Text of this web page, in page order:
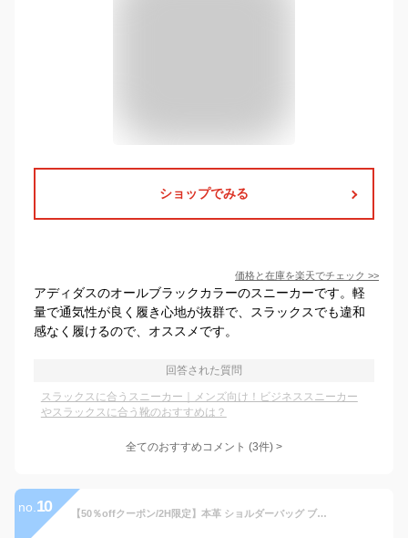
ショップでみる
価格と在庫を楽天でチェック >>
アディダスのオールブラックカラーのスニーカーです。軽
量で通気性が良く履き心地が抜群で、スラックスでも違和
感なく履けるので、オススメです。
回答された質問
スラックスに合うスニーカー｜メンズ向け！ビジネススニーカー
やスラックスに合う靴のおすすめは？
全てのおすすめコメント (3件) >
no. 10 【50％offクーポン/2H限定】本革 ショルダーバッグ ブランド TransitGate レザー メッセンジャーバッグ メンズ 大人 通勤 ビジネスバッグ 斜めがけバッグ ワンショルダー ショルダー バッグ 牛革 斜め掛け バッグ おしゃれ ショルダーバック